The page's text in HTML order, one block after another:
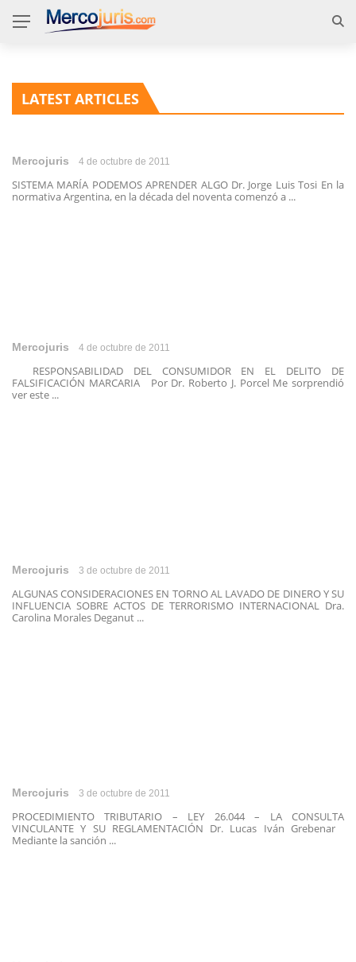
LATEST ARTICLES
Mercojuris 4 de octubre de 2011
SISTEMA MARÍA PODEMOS APRENDER ALGO Dr. Jorge Luis Tosi En la
normativa Argentina, en la década del noventa comenzó a ...
Mercojuris 4 de octubre de 2011
RESPONSABILIDAD DEL CONSUMIDOR EN EL DELITO DE
FALSIFICACIÓN MARCARIA Por Dr. Roberto J. Porcel Me sorprendió
ver este ...
Mercojuris 3 de octubre de 2011
ALGUNAS CONSIDERACIONES EN TORNO AL LAVADO DE DINERO Y SU
INFLUENCIA SOBRE ACTOS DE TERRORISMO INTERNACIONAL Dra.
Carolina Morales Deganut ...
Mercojuris 3 de octubre de 2011
PROCEDIMIENTO TRIBUTARIO – LEY 26.044 – LA CONSULTA
VINCULANTE Y SU REGLAMENTACIÓN Dr. Lucas Iván Grebenar
Mediante la sanción ...